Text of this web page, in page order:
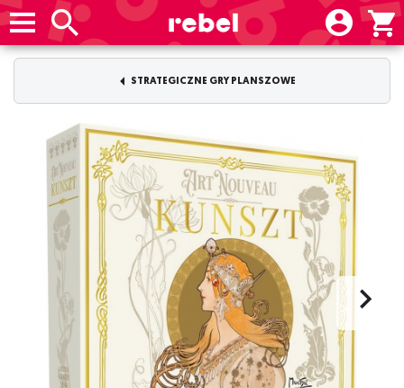
STRATEGICZNE GRY PLANSZOWE